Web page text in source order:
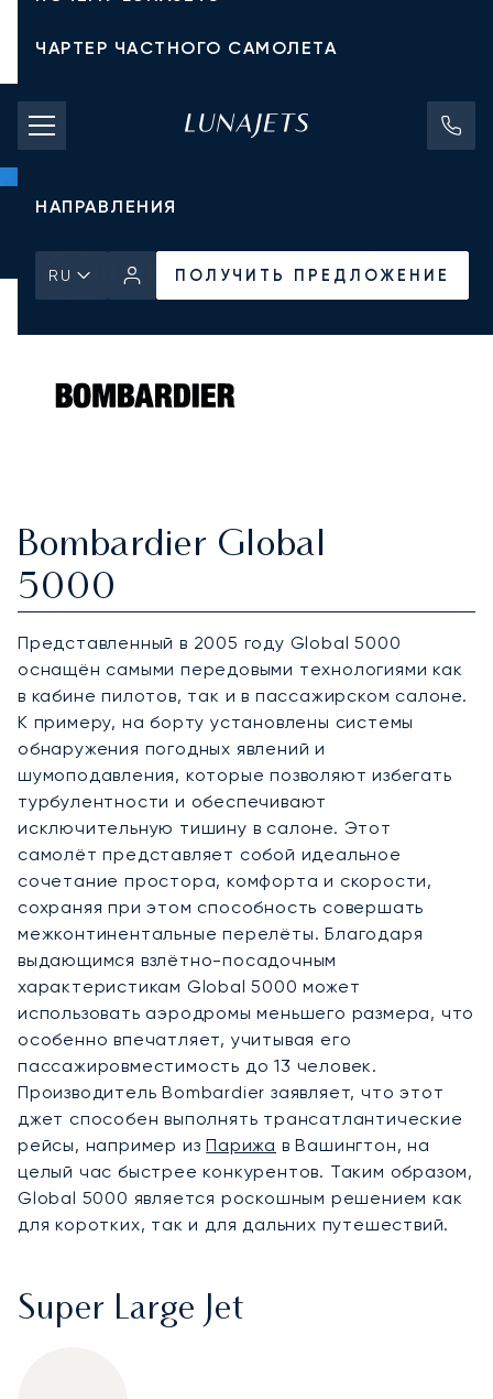
ЧАРТЕР ЧАСТНОГО САМОЛЕТА
СТОИМОСТЬ ЧАРТЕРА
ЧАСТНЫЕ САМОЛЕТЫ
НАПРАВЛЕНИЯ
RU ПОЛУЧИТЬ ПРЕДЛОЖЕНИЕ
Bombardier Global
5000
Представленный в 2005 году Global 5000
оснащён самыми передовыми технологиями как
в кабине пилотов, так и в пассажирском салоне.
К примеру, на борту установлены системы
обнаружения погодных явлений и
шумоподавления, которые позволяют избегать
турбулентности и обеспечивают
исключительную тишину в салоне. Этот
самолёт представляет собой идеальное
сочетание простора, комфорта и скорости,
сохраняя при этом способность совершать
межконтинентальные перелёты. Благодаря
выдающимся взлётно-посадочным
характеристикам Global 5000 может
использовать аэродромы меньшего размера, что
особенно впечатляет, учитывая его
пассажировместимость до 13 человек.
Производитель Bombardier заявляет, что этот
джет способен выполнять трансатлантические
рейсы, например изПарижа в Вашингтон, на
целый час быстрее конкурентов. Таким образом,
Global 5000 является роскошным решением как
для коротких, так и для дальних путешествий.
Super Large Jet